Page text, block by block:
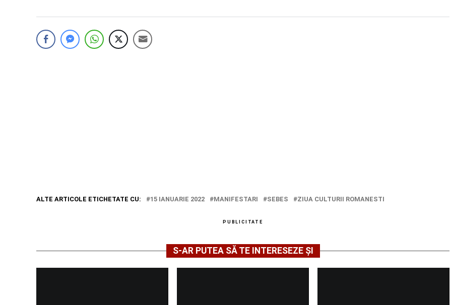
ALTE ARTICOLE ETICHETATE CU: 15 IANUARIE 2022 MANIFESTARI SEBES ZIUA CULTURII ROMANESTI
PUBLICITATE
S-AR PUTEA SĂ TE INTERESEZE ȘI